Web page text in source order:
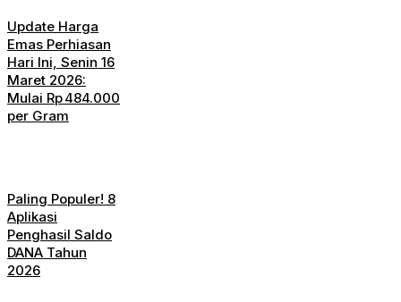
Update Harga
Emas Perhiasan
Hari Ini, Senin 16
Maret 2026:
Mulai Rp 484.000
per Gram
Paling Populer! 8
Aplikasi
Penghasil Saldo
DANA Tahun
2026